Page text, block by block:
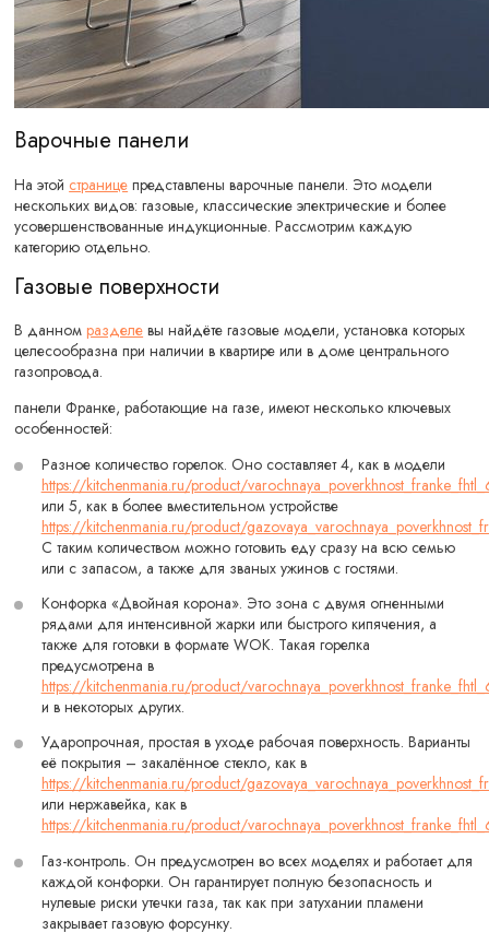
Варочные панели
На этой странице представлены варочные панели. Это модели
нескольких видов: газовые, классические электрические и более
усовершенствованные индукционные. Рассмотрим каждую
категорию отдельно.
Газовые поверхности
В данномразделе вы найдёте газовые модели, установка которых
целесообразна при наличии в квартире или в доме центрального
газопровода.
панели Франке, работающие на газе, имеют несколько ключевых
особенностей:
Разное количество горелок. Оно составляет 4, как в модели
https://kitchenmania.ru/product/
или 5, как в более вместительном устройстве
https://kitchenmania.ru/product/
С таким количеством можно готовить еду сразу на всю семью
или с запасом, а также для званых ужинов с гостями.
Конфорка «Двойная корона». Это зона с двумя огненными
рядами для интенсивной жарки или быстрого кипячения, а
также для готовки в формате WOK. Такая горелка
предусмотрена в
https://kitchenmania.ru/product/
и в некоторых других.
Ударопрочная, простая в уходе рабочая поверхность. Варианты
её покрытия – закалённое стекло, как в
https://kitchenmania.ru/product/
или нержавейка, как в
https://kitchenmania.ru/product/
Газ-контроль. Он предусмотрен во всех моделях и работает для
каждой конфорки. Он гарантирует полную безопасность и
нулевые риски утечки газа, так как при затухании пламени
закрывает газовую форсунку.